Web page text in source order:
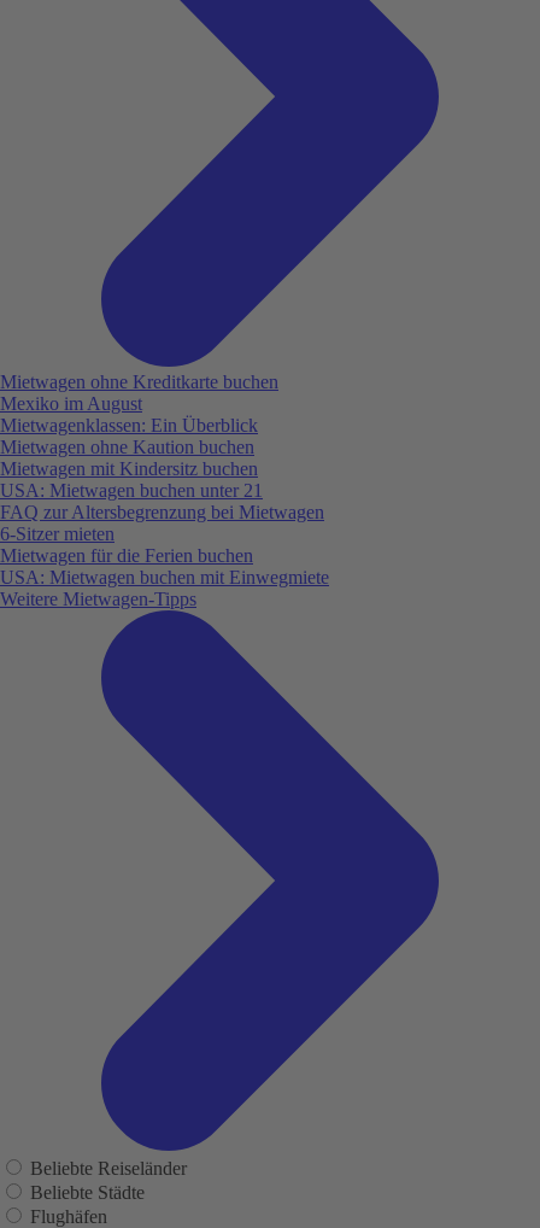
Mietwagen ohne Kreditkarte buchen
Mexiko im August
Mietwagenklassen: Ein Überblick
Mietwagen ohne Kaution buchen
Mietwagen mit Kindersitz buchen
USA: Mietwagen buchen unter 21
FAQ zur Altersbegrenzung bei Mietwagen
6-Sitzer mieten
Mietwagen für die Ferien buchen
USA: Mietwagen buchen mit Einwegmiete
Weitere Mietwagen-Tipps
Beliebte Reiseländer
Beliebte Städte
Flughäfen